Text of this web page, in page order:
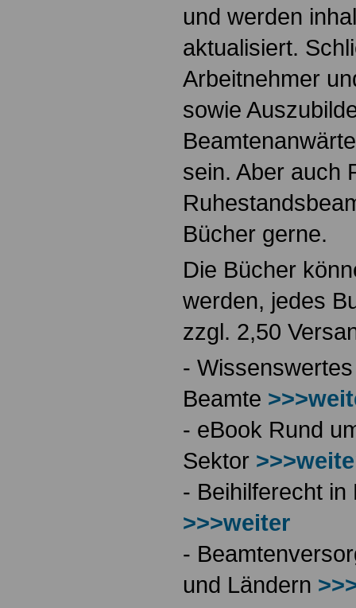
und werden
aktualisiert.
Arbeitnehmer
sowie
sein. Aber auch
Bücher gerne.
Die Bücher
werden, jedes
zzgl. 2,50
-
Beamte
- eBook Rund
Sektor
- Beihilferecht
>>>weiter
-
und Ländern